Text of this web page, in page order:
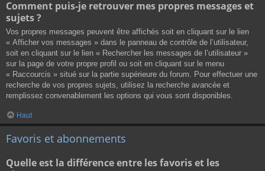
Comment puis-je retrouver mes propres messages et
sujets ?
Vos propres messages peuvent être affichés soit en cliquant sur le lien
« Afficher vos messages » dans le panneau de contrôle de l’utilisateur,
soit en cliquant sur le lien « Rechercher les messages de l’utilisateur »
sur la page de votre propre profil ou soit en cliquant sur le menu
« Raccourcis » situé sur la partie supérieure du forum. Pour effectuer une
recherche de vos propres sujets, utilisez la recherche avancée et
remplissez convenablement les options qui vous sont disponibles.
Haut
Favoris et abonnements
Quelle est la différence entre les favoris et les